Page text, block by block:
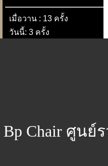
เมื่อวาน : 13 ครั้ง
วันนี้: 3 ครั้ง
Bp Chairศูนย์ร